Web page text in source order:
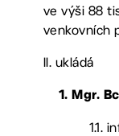
ve výši 88
venkovních
II. ukládá
1. Mgr.
1.1.